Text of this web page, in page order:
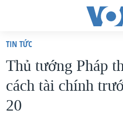
truy
cập
Tới
nội
VIỆT NAM
HOA KỲ
BIỂN ĐÔNG
TIN TỨC
Thủ tướng Pháp
cách tài chính
20